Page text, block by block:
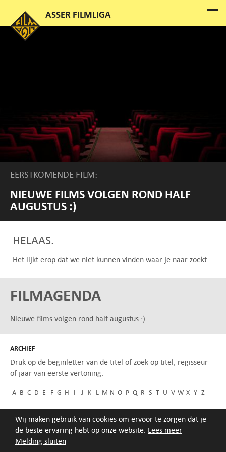
Melding sluiten
Wij maken gebruik van cookies om ervoor te zorgen dat je
de beste ervaring hebt op onze website. Lees meer
EERSTKOMENDE FILM:
NIEUWE FILMS VOLGEN ROND HALF
AUGUSTUS :)
HELAAS.
Het lijkt erop dat we niet kunnen vinden waar je naar zoekt.
FILMAGENDA
Nieuwe films volgen rond half augustus :)
ARCHIEF
Druk op de beginletter van de titel of zoek op titel, regisseur
of jaar van eerste vertoning.
A B C D E F G H I J K L M N O P Q R S T U V W X Y Z